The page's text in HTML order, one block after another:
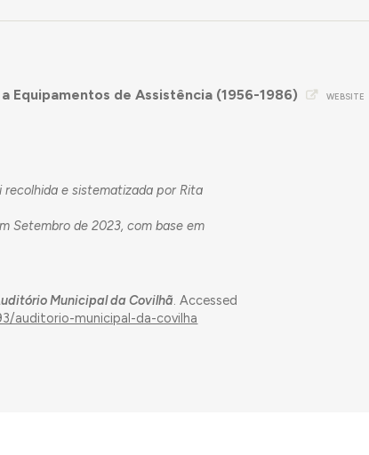
Equipamentos de Assistência (1956-1986) WEBSITE
e sistematizada por Rita
Setembro de 2023, com base em
Municipal da Covilhã. Accessed
auditorio-municipal-da-covilha